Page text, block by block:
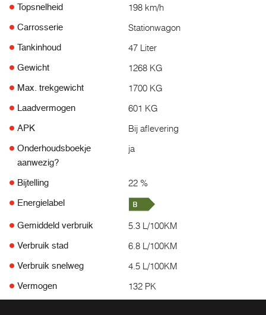
Topsnelheid 198 km/h
Carrosserie Stationwagon
Tankinhoud 47 Liter
Gewicht 1268 KG
Max. trekgewicht 1700 KG
Laadvermogen 601 KG
APK Bij aflevering
Onderhoudsboekje
aanwezig?
ja
Bijtelling 22 %
Energielabel
Gemiddeld verbruik 5.3 L/100KM
Verbruik stad 6.8 L/100KM
Verbruik snelweg 4.5 L/100KM
Vermogen 132 PK